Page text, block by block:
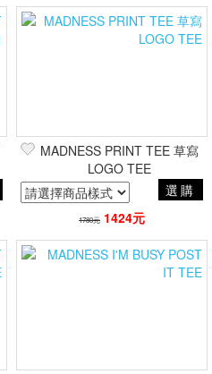
MADNESS PRINT TEE 草寫
LOGO TEE
選購
1780元 1424元